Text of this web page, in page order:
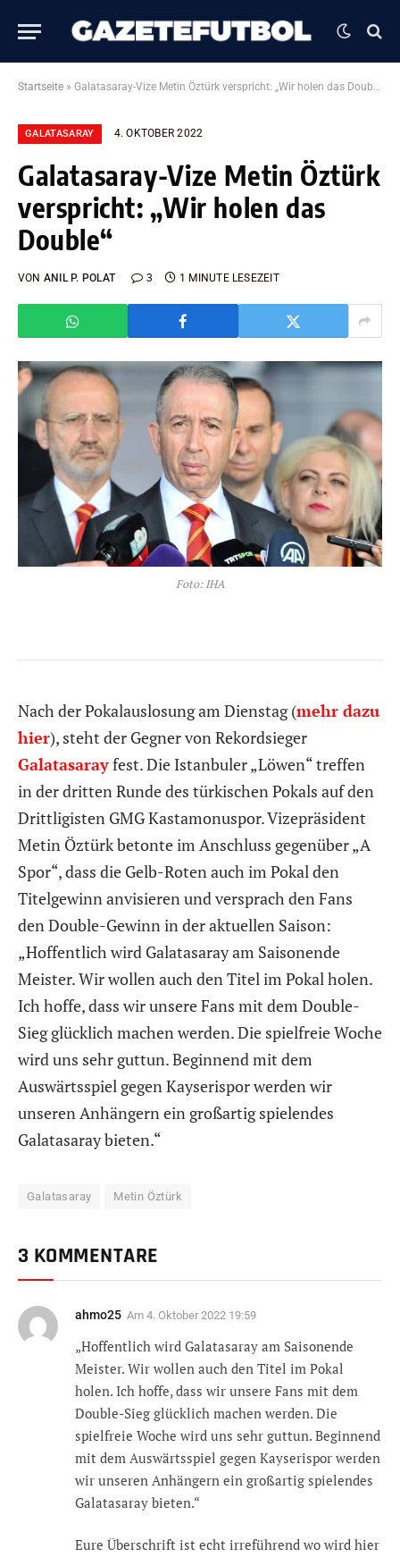
Startseite » Galatasaray-Vize Metin Öztürk verspricht: „Wir holen das Double“
GALATASARAY 4. OKTOBER 2022
Galatasaray-Vize Metin Öztürk
verspricht: „Wir holen das
Double“
VON ANIL P. POLAT 3 1 MINUTE LESEZEIT
Foto: IHA
Nach der Pokalauslosung am Dienstag (mehr dazu
hier), steht der Gegner von Rekordsieger
Galatasarayfest. Die Istanbuler „Löwen“ treffen
in der dritten Runde des türkischen Pokals auf den
Drittligisten GMG Kastamonuspor. Vizepräsident
Metin Öztürk betonte im Anschluss gegenüber „A
Spor“, dass die Gelb-Roten auch im Pokal den
Titelgewinn anvisieren und versprach den Fans
den Double-Gewinn in der aktuellen Saison:
„Hoffentlich wird Galatasaray am Saisonende
Meister. Wir wollen auch den Titel im Pokal holen.
Ich hoffe, dass wir unsere Fans mit dem Double-
Sieg glücklich machen werden. Die spielfreie Woche
wird uns sehr guttun. Beginnend mit dem
Auswärtsspiel gegen Kayserispor werden wir
unseren Anhängern ein großartig spielendes
Galatasaray bieten.“
Galatasaray Metin Öztürk
3 KOMMENTARE
ahmo25 Am 4. Oktober 2022 19:59
„Hoffentlich wird Galatasaray am Saisonende
Meister. Wir wollen auch den Titel im Pokal
holen. Ich hoffe, dass wir unsere Fans mit dem
Double-Sieg glücklich machen werden. Die
spielfreie Woche wird uns sehr guttun. Beginnend
mit dem Auswärtsspiel gegen Kayserispor werden
wir unseren Anhängern ein großartig spielendes
Galatasaray bieten.“
Eure Überschrift ist echt irreführend wo wird hier